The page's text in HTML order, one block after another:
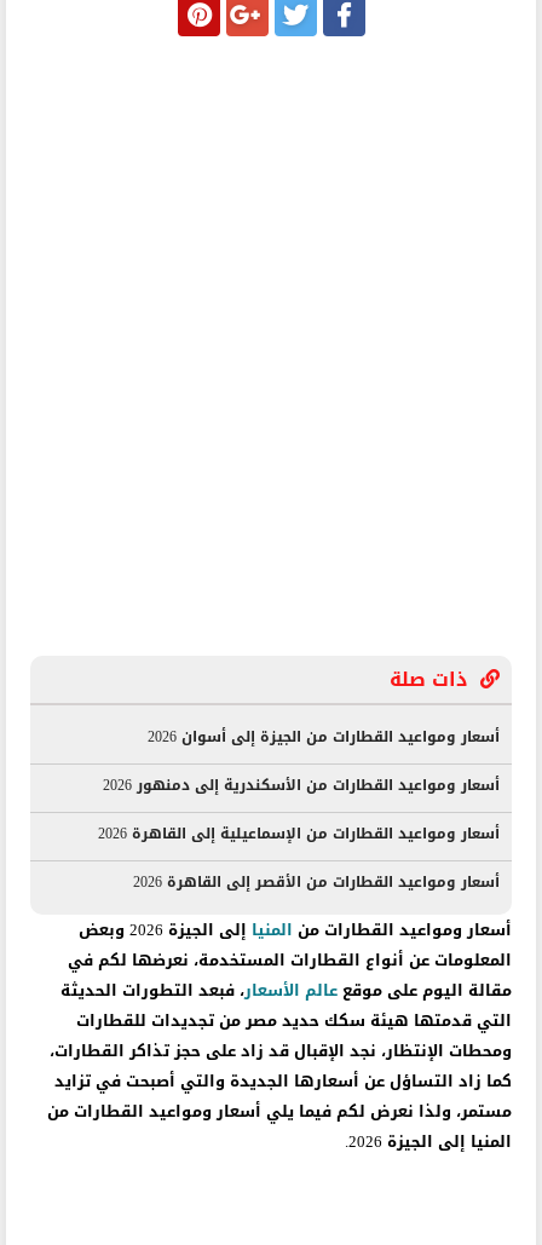
ذات صلة
أسعار ومواعيد القطارات من الجيزة إلى أسوان 2026
أسعار ومواعيد القطارات من الأسكندرية إلى دمنهور 2026
أسعار ومواعيد القطارات من الإسماعيلية إلى القاهرة 2026
أسعار ومواعيد القطارات من الأقصر إلى القاهرة 2026
أسعار ومواعيد القطارات من المنيا
إلى الجيزة 2026 وبعض
المعلومات عن أنواع القطارات المستخدمة، نعرضها لكم في
مقالة اليوم على موقع عالم الأسعار، فبعد التطورات الحديثة
التي قدمتها هيئة سكك حديد مصر من تجديدات للقطارات
ومحطات الإنتظار، نجد الإقبال قد زاد على حجز تذاكر القطارات،
كما زاد التساؤل عن أسعارها الجديدة والتي أصبحت في تزايد
مستمر، ولذا نعرض لكم فيما يلي أسعار ومواعيد القطارات من
المنيا إلى الجيزة 2026.